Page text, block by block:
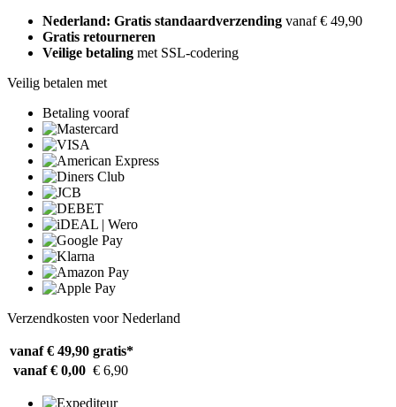
Nederland: Gratis standaardverzending vanaf € 49,90
Gratis retourneren
Veilige betaling met SSL-codering
Veilig betalen met
Betaling vooraf
Verzendkosten voor Nederland
vanaf € 49,90 gratis*
vanaf € 0,00 € 6,90